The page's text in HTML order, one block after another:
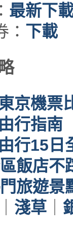
最新下
下載
京機票
行指南
行15日
飯店不
旅遊景
淺草